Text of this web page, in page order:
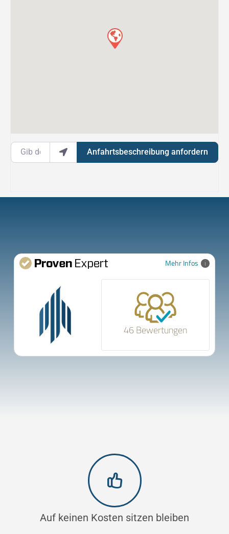
Gib deinen Standort ein.
Anfahrtsbeschreibung anfordern
Mehr Infos
46 Bewertungen
Auf keinen Kosten sitzen bleiben